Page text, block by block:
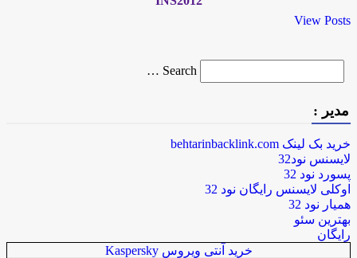
View Posts
for
Search …
مدیر :
خرید بک لینک behtarinbacklink.com
لایسنس نود32
پسورد نود 32
اوکلی لایسنس رایگان نود 32
همیار نود 32
بهترین سئو
رایگان
خرید آنتی ویروس Kaspersky